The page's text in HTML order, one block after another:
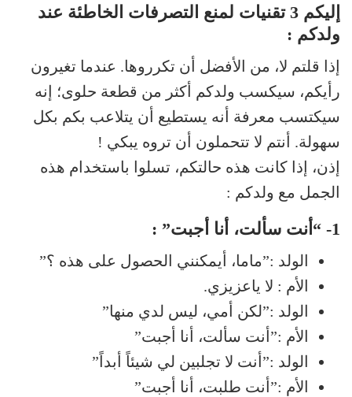
إليكم 3 تقنيات لمنع التصرفات الخاطئة عند
ولدكم :
إذا قلتم لا، من الأفضل أن تكرروها. عندما تغيرون
رأيكم، سيكسب ولدكم أكثر من قطعة حلوى؛ إنه
سيكتسب معرفة أنه يستطيع أن يتلاعب بكم بكل
سهولة. أنتم لا تتحملون أن تروه يبكي !
إذن، إذا كانت هذه حالتكم، تسلوا باستخدام هذه
الجمل مع ولدكم :
1- “أنت سألت، أنا أجبت” :
الولد :”ماما، أيمكنني الحصول على هذه ؟”
الأم : لا ياعزيزي.
الولد :”لكن أمي، ليس لدي منها”
الأم :”أنت سألت، أنا أجبت”
الولد :”أنت لا تجلبين لي شيئاً أبداً”
الأم :”أنت طلبت، أنا أجبت”